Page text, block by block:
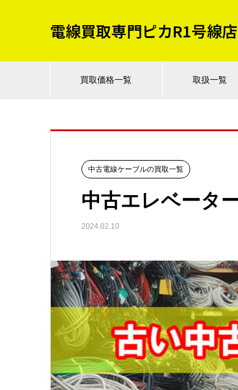
電線買取専門ピカR1号線店
買取価格一覧 取扱一覧
中古電線ケーブルの買取一覧
中古エレベータ
2024.02.10